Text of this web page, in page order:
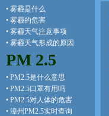
• 雾霾是什么
• 雾霾的危害
• 雾霾天气注意事项
• 雾霾天气形成的原因
PM 2.5
• PM2.5是什么意思
• PM2.5口罩有用吗
• PM2.5对人体的危害
• 漳州PM2.5实时查询